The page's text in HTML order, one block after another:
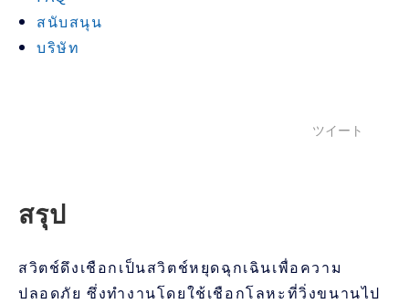
สนับสนุน
บริษัท
ツイート
สรุป
สวิตช์ดึงเชือกเป็นสวิตช์หยุดฉุกเฉินเพื่อความ
ปลอดภัย ซึ่งทำงานโดยใช้เชือกโลหะที่วิ่งขนานไป